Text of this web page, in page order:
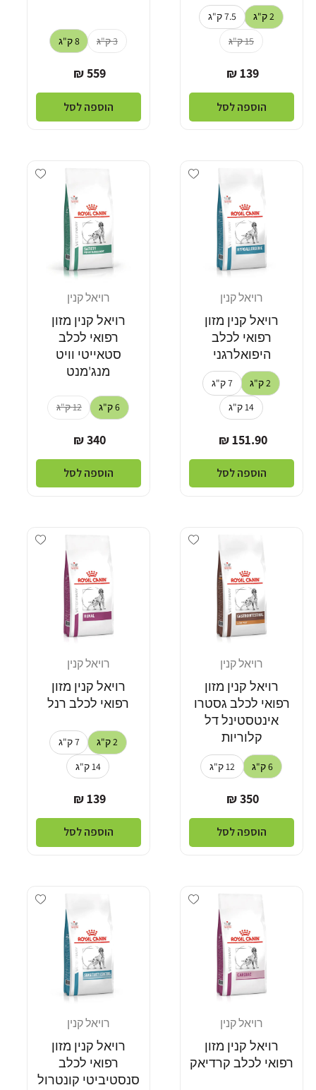
2 ק"ג
7.5 ק"ג
15 ק"ג
מחיר
139 ₪
הוספה לסל
3 ק"ג 8 ק"ג
מחיר
559 ₪
הוספה לסל
Add wishlist
רויאל קנין
רויאל קנין מזון
רפואי לכלב
היפואלרגני
2 ק"ג
7 ק"ג
14 ק"ג
מחיר
רגיל
151.90 ₪
הוספה לסל
wishlist
רויאל קנין
רויאל קנין מזון
רפואי לכלב
סטאייטי וויט
מנג'מנט
6 ק"ג 12 ק"ג
מחיר
רגיל
340 ₪
הוספה לסל
Add wishlist
רויאל קנין
רויאל קנין מזון
רפואי לכלב גסטרו
אינטסטינל דל
קלוריות
6 ק"ג 12 ק"ג
מחיר
רגיל
350 ₪
הוספה לסל
Add wishlist
רויאל קנין
רויאל קנין מזון
רפואי לכלב רנל
2 ק"ג
7 ק"ג
14 ק"ג
מחיר
רגיל
139 ₪
הוספה לסל
Add wishlist
רויאל קנין
רויאל קנין מזון
רפואי לכלב קרדיאק
Add wishlist
רויאל קנין
רויאל קנין מזון
רפואי לכלב
סנסטיביטי קונטרול